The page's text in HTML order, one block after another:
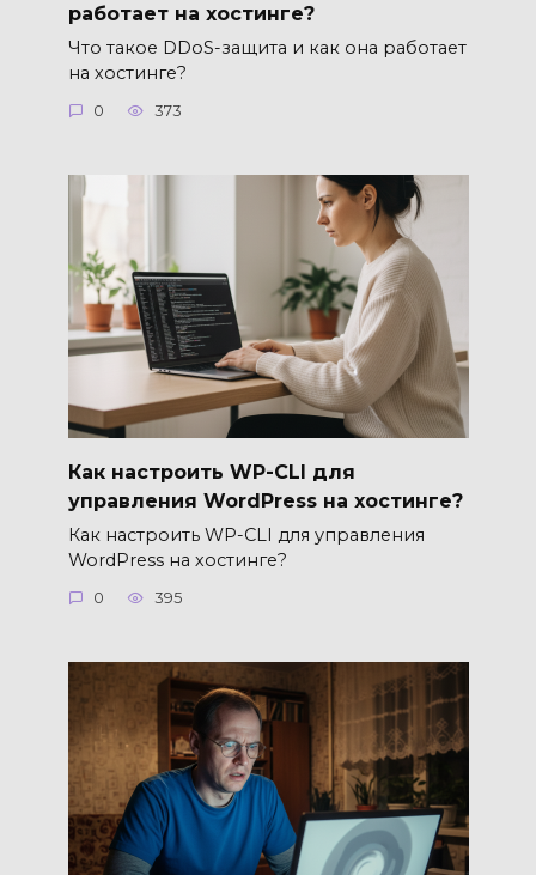
работает на хостинге?
Что такое DDoS-защита и как она работает
на хостинге?
0 373
Как настроить WP-CLI для
управления WordPress на хостинге?
Как настроить WP-CLI для управления
WordPress на хостинге?
0 395